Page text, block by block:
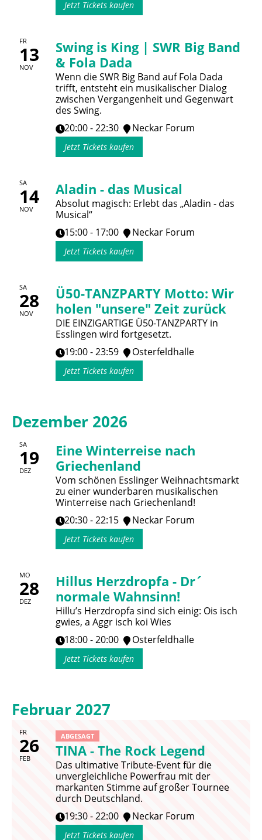
Jetzt Tickets kaufen
FR
13
NOV
Swing is King | SWR Big Band
& Fola Dada
Wenn die SWR Big Band auf Fola Dada
trifft, entsteht ein musikalischer Dialog
zwischen Vergangenheit und Gegenwart
des Swing.
20:00 - 22:30
Neckar Forum
Jetzt Tickets kaufen
SA
14
NOV
Aladin - das Musical
Absolut magisch: Erlebt das „Aladin - das
Musical“
15:00 - 17:00
Neckar Forum
Jetzt Tickets kaufen
SA
28
NOV
Ü50-TANZPARTY Motto: Wir
holen "unsere" Zeit zurück
DIE EINZIGARTIGE Ü50-TANZPARTY in
Esslingen wird fortgesetzt.
19:00 - 23:59
Osterfeldhalle
Jetzt Tickets kaufen
Dezember 2026
SA
19
DEZ
Eine Winterreise nach
Griechenland
Vom schönen Esslinger Weihnachtsmarkt
zu einer wunderbaren musikalischen
Winterreise nach Griechenland!
20:30 - 22:15
Neckar Forum
Jetzt Tickets kaufen
MO
28
DEZ
Hillus Herzdropfa - Dr´
normale Wahnsinn!
Hillu’s Herzdropfa sind sich einig: Ois isch
gwies, a Aggr isch koi Wies
18:00 - 20:00
Osterfeldhalle
Jetzt Tickets kaufen
Februar 2027
FR
26
FEB
ABGESAGT
TINA - The Rock Legend
Das ultimative Tribute-Event für die
unvergleichliche Powerfrau mit der
markanten Stimme auf großer Tournee
durch Deutschland.
19:30 - 22:00
Neckar Forum
Jetzt Tickets kaufen